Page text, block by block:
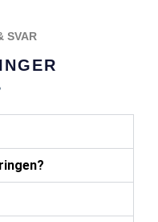
SVAR